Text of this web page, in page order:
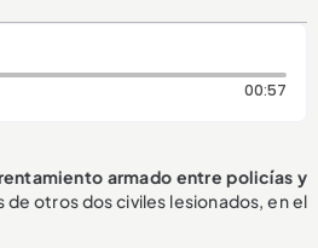
00:57
armado entre policías y
otros dos civiles lesionados, en el